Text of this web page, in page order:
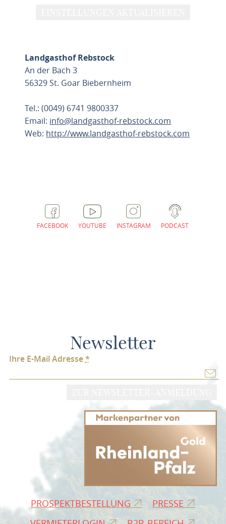
Landgasthof Rebstock
An der Bach 3
56329 St. Goar Biebernheim
Tel.: (0049) 6741 9800337
Email: info@landgasthof-rebstock.com
Web: http://www.landgasthof-rebstock.com
FACEBOOK YOUTUBE INSTAGRAM PODCAST
Newsletter
Ihre E-Mail Adresse*
PROSPEKTBESTELLUNG
PRESSE